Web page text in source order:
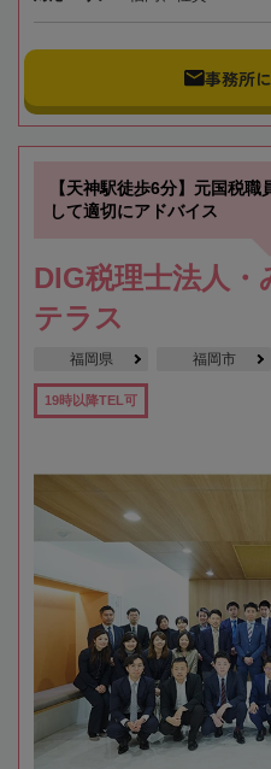
事務所
【天神駅徒歩6分】元国税
して適切にアドバイス
DIG税理士法人
テラス
福岡県 福岡市
19時以降TEL可